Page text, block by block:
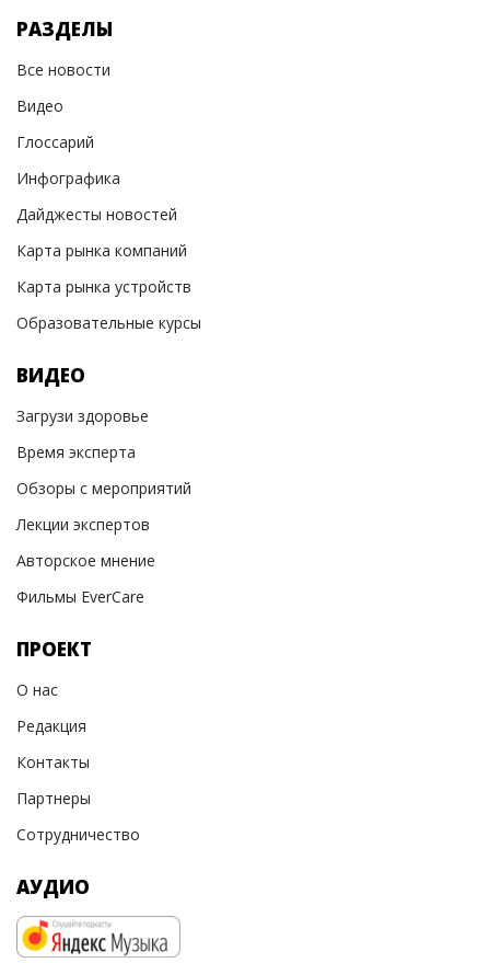
РАЗДЕЛЫ
Все новости
Видео
Глоссарий
Инфографика
Дайджесты новостей
Карта рынка компаний
Карта рынка устройств
Образовательные курсы
ВИДЕО
Загрузи здоровье
Время эксперта
Обзоры с мероприятий
Лекции экспертов
Авторское мнение
Фильмы EverCare
ПРОЕКТ
О нас
Редакция
Контакты
Партнеры
Сотрудничество
АУДИО